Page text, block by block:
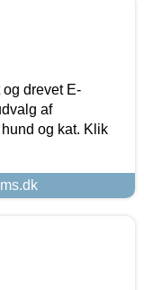
drevet E-
af
og kat. Klik